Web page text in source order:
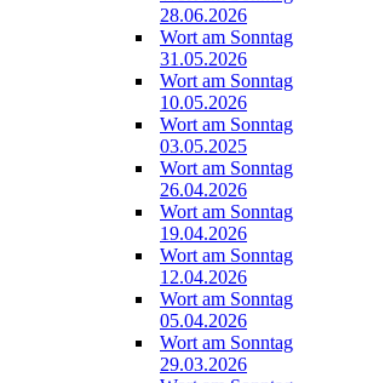
28.06.2026
Wort am Sonntag
31.05.2026
Wort am Sonntag
10.05.2026
Wort am Sonntag
03.05.2025
Wort am Sonntag
26.04.2026
Wort am Sonntag
19.04.2026
Wort am Sonntag
12.04.2026
Wort am Sonntag
05.04.2026
Wort am Sonntag
29.03.2026